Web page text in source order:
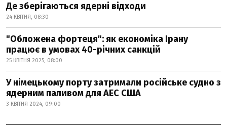
Де зберігаються ядерні відходи
24 КВІТНЯ, 08:30
"Обложена фортеця": як економіка Ірану
працює в умовах 40-річних санкцій
25 КВІТНЯ 2025, 08:00
У німецькому порту затримали російське судно з
ядерним паливом для АЕС США
3 КВІТНЯ 2024, 09:00